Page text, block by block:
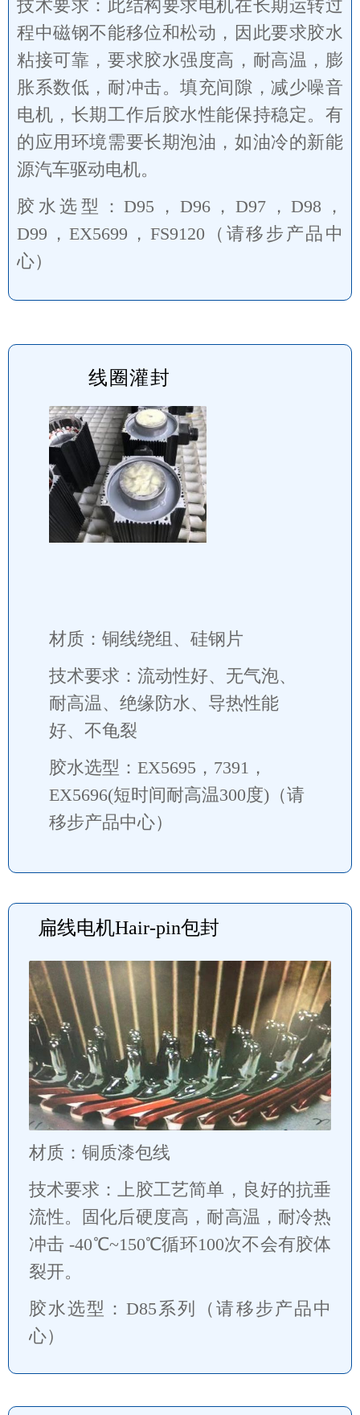
线圈灌封
材质：铜线绕组、硅钢片
技术要求：流动性好、无气泡、
耐高温、绝缘防水、导热性能
好、不龟裂
胶水选型：EX5695，7391，
EX5696(短时间耐高温300度)（请
移步产品中心）
技术要求：此结构要求电机在长期运转过
程中磁钢不能移位和松动，因此要求胶水
粘接可靠，要求胶水强度高，耐高温，膨
胀系数低，耐冲击。填充间隙，减少噪音
电机，长期工作后胶水性能保持稳定。有
的应用环境需要长期泡油，如油冷的新能
源汽车驱动电机。
胶水选型：D95，D96，D97，D98，
D99，EX5699，FS9120（请移步产品中
心）
扁线电机Hair-pin包封
材质：铜质漆包线
技术要求：上胶工艺简单，良好的抗垂
流性。固化后硬度高，耐高温，耐冷热
冲击 -40℃~150℃循环100次不会有胶体
裂开。
胶水选型：D85系列（请移步产品中
心）